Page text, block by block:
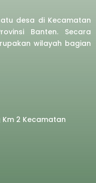
desa di Kecamatan
Banten. Secara
wilayah bagian
2 Kecamatan